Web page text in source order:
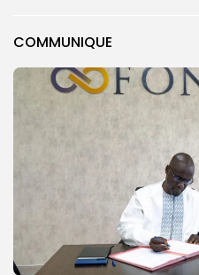
COMMUNIQUE